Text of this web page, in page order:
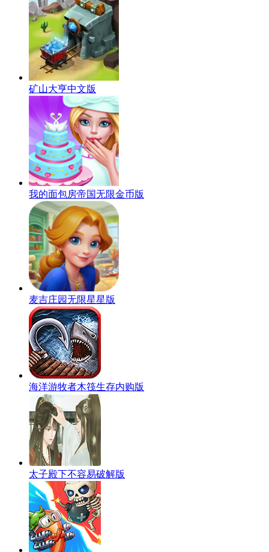
矿山大亨中文版
我的面包房帝国无限金币版
麦吉庄园无限星星版
海洋游牧者木筏生存内购版
太子殿下不容易破解版